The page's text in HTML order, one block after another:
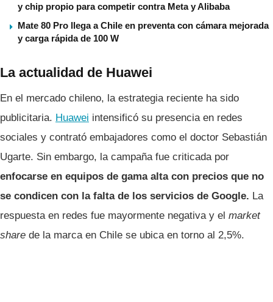
y chip propio para competir contra Meta y Alibaba
Mate 80 Pro llega a Chile en preventa con cámara mejorada
y carga rápida de 100 W
La actualidad de Huawei
En el mercado chileno, la estrategia reciente ha sido
publicitaria. Huawei intensificó su presencia en redes
sociales y contrató embajadores como el doctor Sebastián
Ugarte. Sin embargo, la campaña fue criticada por
enfocarse en equipos de gama alta con precios que no
se condicen con la falta de los servicios de Google. La
respuesta en redes fue mayormente negativa y el market
share de la marca en Chile se ubica en torno al 2,5%.